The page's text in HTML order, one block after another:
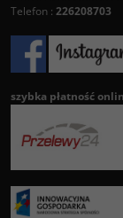
Telefon : 226208703
szybka płatność